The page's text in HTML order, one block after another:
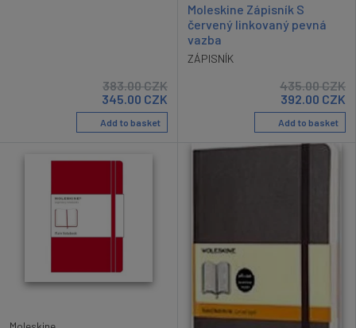
383.00CZK
345.00 CZK
Add to basket
Moleskine Zápisník S
červený linkovaný pevná
vazba
ZÁPISNÍK
435.00CZK
392.00 CZK
Add to basket